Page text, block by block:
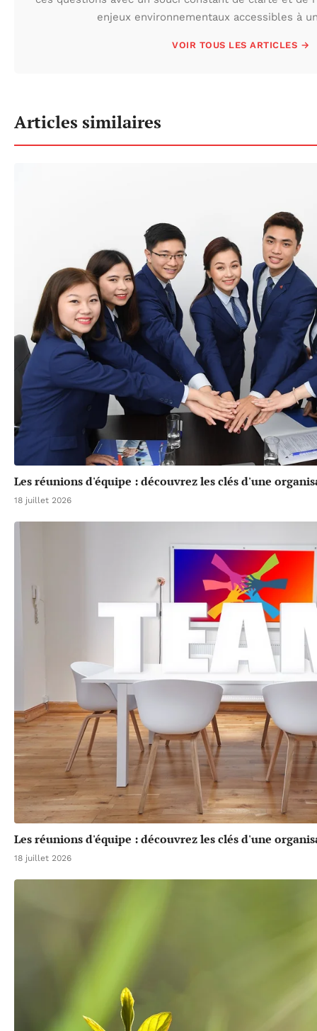
enjeux environnementaux accessibles à
VOIR TOUS LES ARTICLES →
Articles similaires
Les réunions d'équipe : découvrez les clés d'une
18 juillet 2026
Les réunions d'équipe : découvrez les clés d'une
18 juillet 2026